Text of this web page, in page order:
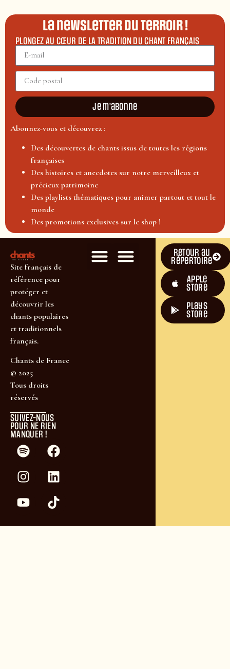
La newsletter du terroir !
PLONGEZ AU CŒUR DE LA TRADITION DU CHANT FRANÇAIS
Je m'abonne
Abonnez-vous et découvrez :
Des découvertes de chants issus de toutes les régions
françaises
Des histoires et anecdotes sur notre merveilleux et
précieux patrimoine
Des playlists thématiques pour animer partout et tout le
monde
Des promotions exclusives sur le shop !
Site français de
référence pour
protéger et
découvrir les
chants populaires
et traditionnels
français.
Chants de France
© 2025
Tous droits
réservés
SUIVEZ-NOUS
POUR NE RIEN
MANQUER !
Retour au
répertoire
Apple
Store
plays
store